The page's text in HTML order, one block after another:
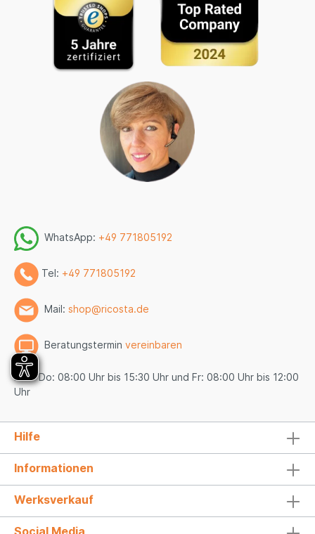
WhatsApp: +49 771805192
Tel: +49 771805192
Mail: shop@ricosta.de
Beratungstermin vereinbaren
Mo - Do: 08:00 Uhr bis 15:30 Uhr und Fr: 08:00 Uhr bis 12:00
Uhr
Hilfe
Informationen
Werksverkauf